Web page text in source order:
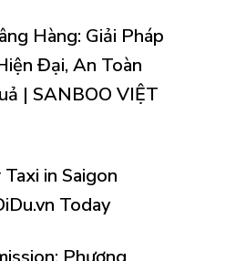
Hàng: Giải Pháp
Đại, An Toàn
| SANBOO VIỆT
in Saigon
Today